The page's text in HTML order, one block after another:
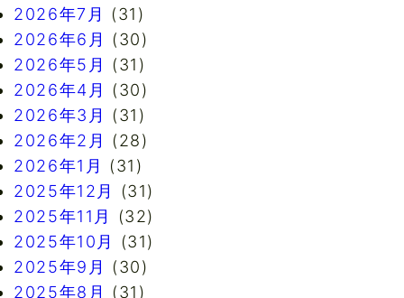
2026年7月
(31)
2026年6月
(30)
2026年5月
(31)
2026年4月
(30)
2026年3月
(31)
2026年2月
(28)
2026年1月
(31)
2025年12月
(31)
2025年11月
(32)
2025年10月
(31)
2025年9月
(30)
2025年8月
(31)